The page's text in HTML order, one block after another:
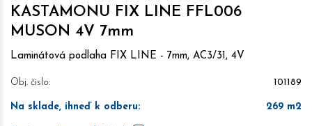
KASTAMONU FIX LINE FFL006
MUSON 4V 7mm
Laminátová podlaha FIX LINE - 7mm, AC3/31, 4V
Obj. čislo: 101189
Na sklade, ihneď k odberu: 269m2